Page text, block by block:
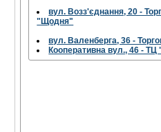
вул. Возз'єднання, 20 -
"Щодня"
вул. Валенберга, 36 -
Кооперативна вул., 46 -